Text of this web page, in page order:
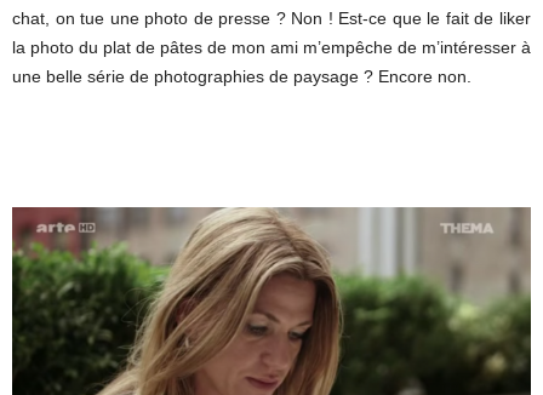
chat, on tue une photo de presse ? Non ! Est-ce que le fait de liker
la photo du plat de pâtes de mon ami m’empêche de m’intéresser à
une belle série de photographies de paysage ? Encore non.